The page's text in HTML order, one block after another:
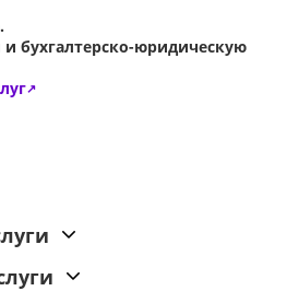
и бухгалтерско-юридическую
↗